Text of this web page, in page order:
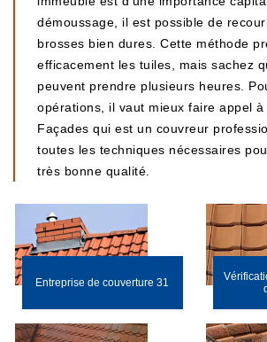
démoussage, il est possible de
brosses bien dures. Cette méthode
efficacement les tuiles, mais sachez
peuvent prendre plusieurs heures.
opérations, il vaut mieux faire appel à
Façades qui est un couvreur
toutes les techniques nécessaires
très bonne qualité.
Entreprise de couverture 31